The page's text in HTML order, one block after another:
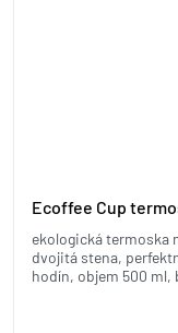
Ecoffee Cup
ekologická termoska
dvojitá stena,
hodín, objem 500 ml,